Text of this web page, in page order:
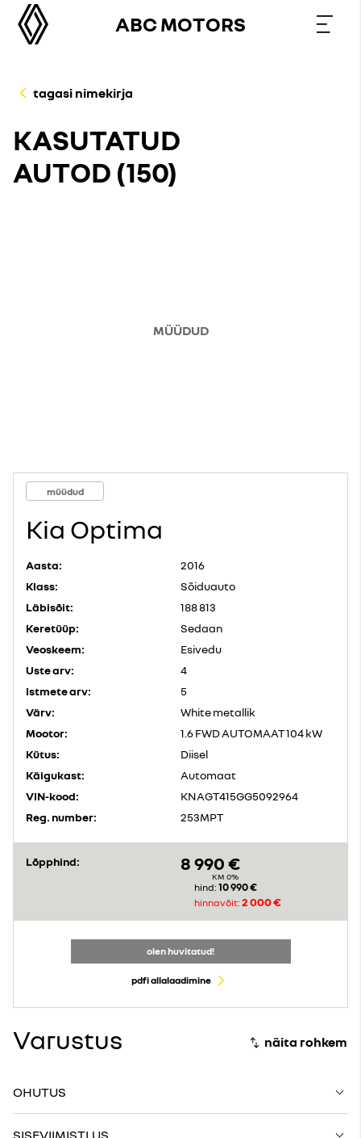
ABC MOTORS
tagasi nimekirja
KASUTATUD
AUTOD (150)
MÜÜDUD
müüdud
Kia Optima
Aasta:
2016
Klass:
Sõiduauto
Läbisõit:
188 813
Keretüüp:
Sedaan
Veoskeem:
Esivedu
Uste arv:
4
Istmete arv:
5
Värv:
White metallik
Mootor:
1.6 FWD AUTOMAAT 104 kW
Kütus:
Diisel
Käigukast:
Automaat
VIN-kood:
KNAGT415GG5092964
Reg. number:
253MPT
Lõpphind: 8 990 €
KM 0%
hind: 10 990 €
hinnavõit: 2 000 €
olen huvitatud!
pdfi allalaadimine
Varustus
OHUTUS
SISEVIIMISTLUS